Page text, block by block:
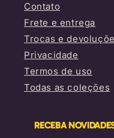
Contato
Frete e entrega
Trocas e
Privacidade
Termos de uso
Todas as coleções
RECEBA